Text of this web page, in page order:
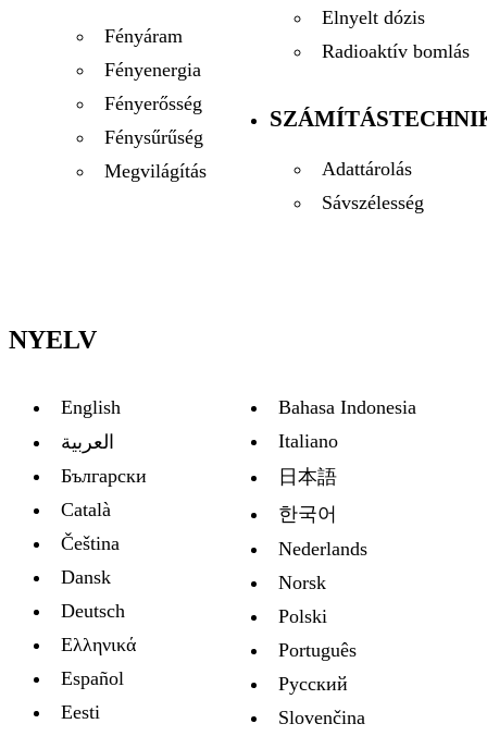
Fényáram
Fényenergia
Fényerősség
Fénysűrűség
Megvilágítás
Elnyelt dózis
Radioaktív bomlás
Adattárolás
Sávszélesség
NYELV
English
العربية
Български
Català
Čeština
Dansk
Deutsch
Ελληνικά
Español
Eesti
Bahasa Indonesia
Italiano
日本語
한국어
Nederlands
Norsk
Polski
Português
Русский
Slovenčina